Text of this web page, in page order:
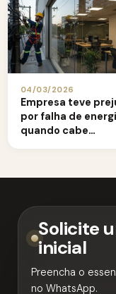
04/03/2026
Empresa teve
por falha de
quando cabe
Solicite
inicial
Preencha o
no WhatsApp.